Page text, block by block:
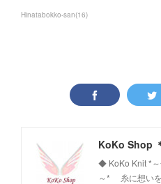
Hinatabokko-san(16)
KoKo Shop
◆ KoKo Knit *
～* 糸に想いを